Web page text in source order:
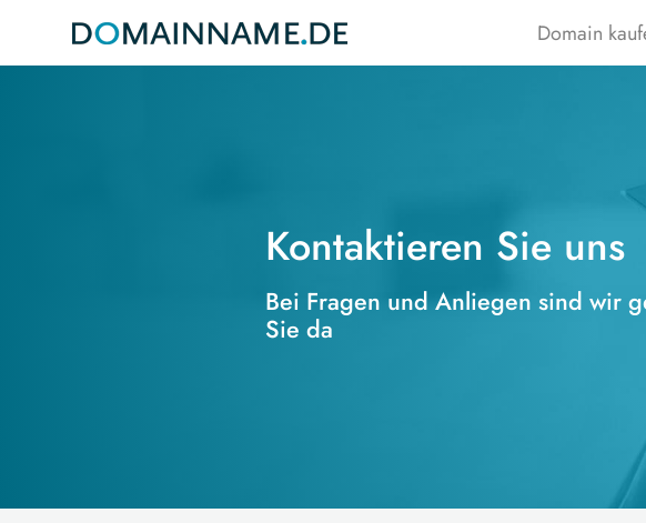
Domain
Kontaktieren Sie uns
Bei Fragen und Anliegen sind wir
Sie da